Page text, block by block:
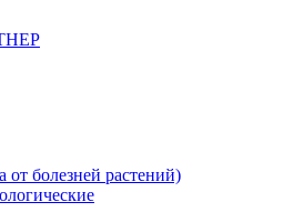
болезней растений)